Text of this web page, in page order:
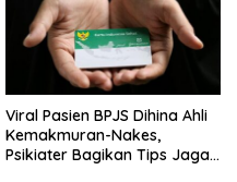
Viral Pasien BPJS Dihina Ahli
Kemakmuran-Nakes,
Psikiater Bagikan Tips Jaga